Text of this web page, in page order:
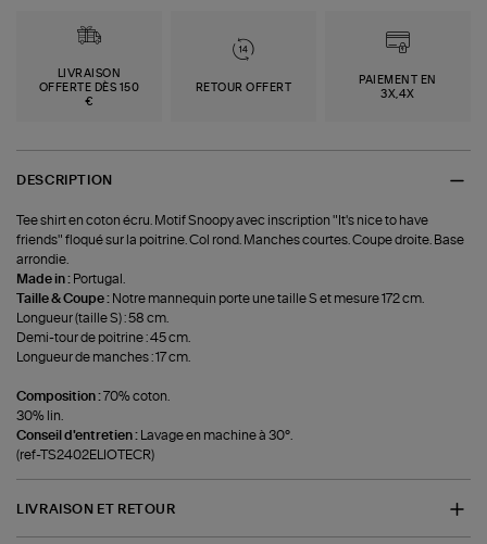
LIVRAISON
OFFERTE DÈS 150
€
RETOUR OFFERT
PAIEMENT EN
3X,4X
DESCRIPTION
Tee shirt en coton écru. Motif Snoopy avec inscription "It's nice to have
friends" floqué sur la poitrine. Col rond. Manches courtes. Coupe droite. Base
arrondie.
Made in : Portugal.
Taille & Coupe : Notre mannequin porte une taille S et mesure 172 cm.
Longueur (taille S) : 58 cm.
Demi-tour de poitrine : 45 cm.
Longueur de manches : 17 cm.
Composition :70% coton.
30% lin.
Conseil d'entretien :
Lavage en machine à 30°.
(ref-TS2402ELIOTECR)
LIVRAISON ET RETOUR